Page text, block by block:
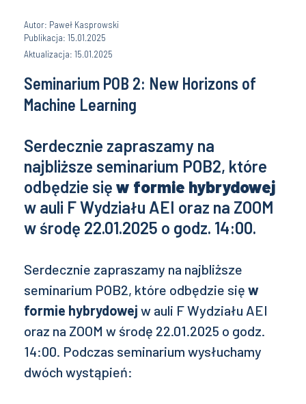
Autor: Paweł Kasprowski
Publikacja: 15.01.2025
Aktualizacja: 15.01.2025
Seminarium POB 2: New Horizons of
Machine Learning
Serdecznie zapraszamy na
najbliższe seminarium POB2, które
odbędzie się w formie hybrydowej
w auli F Wydziału AEI oraz na ZOOM
w środę 22.01.2025 o godz. 14:00.
Serdecznie zapraszamy na najbliższe
seminarium POB2, które odbędzie się w
formie hybrydowej w auli F Wydziału AEI
oraz na ZOOM w środę 22.01.2025 o godz.
14:00. Podczas seminarium wysłuchamy
dwóch wystąpień: